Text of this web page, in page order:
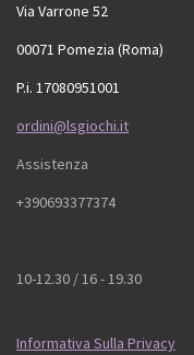
Via Varrone 52
00071 Pomezia (Roma)
P.i. 17080951001
ordini@lsgiochi.it
Assistenza
+390693377374
10-12.30 / 16 - 19.30
Informativa Sulla Privacy